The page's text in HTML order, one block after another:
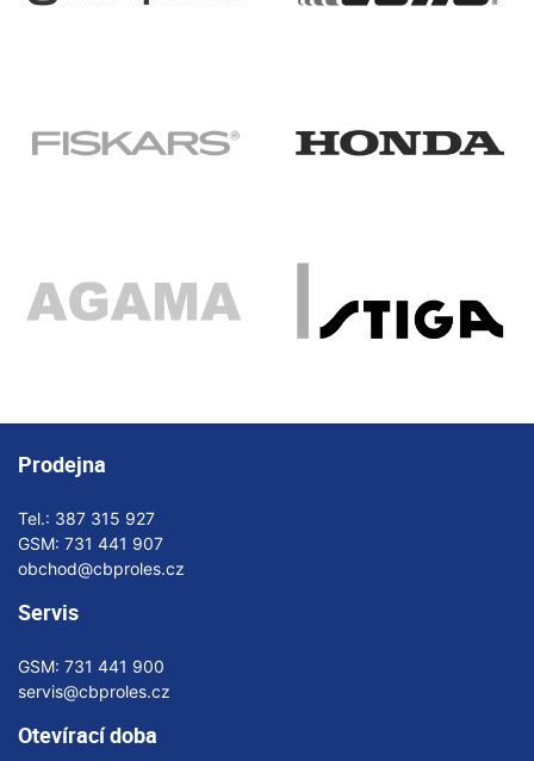
Prodejna
Tel.: 387 315 927
GSM: 731 441 907
obchod@cbproles.cz
Servis
GSM: 731 441 900
servis@cbproles.cz
Otevírací doba